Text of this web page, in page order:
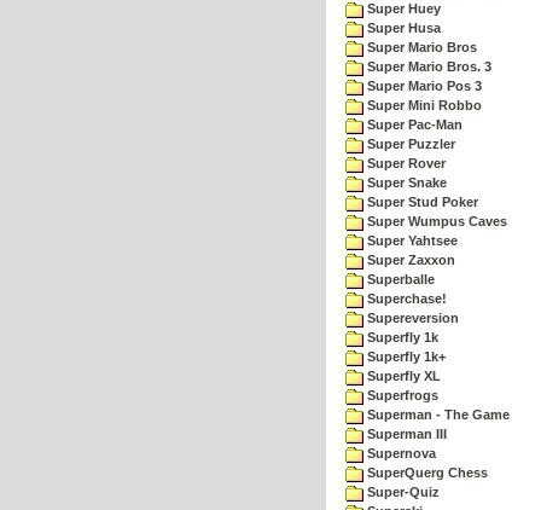
Super Huey
Super Husa
Super Mario Bros
Super Mario Bros. 3
Super Mario Pos 3
Super Mini Robbo
Super Pac-Man
Super Puzzler
Super Rover
Super Snake
Super Stud Poker
Super Wumpus Caves
Super Yahtsee
Super Zaxxon
Superballe
Superchase!
Supereversion
Superfly 1k
Superfly 1k+
Superfly XL
Superfrogs
Superman - The Game
Superman III
Supernova
SuperQuerg Chess
Super-Quiz